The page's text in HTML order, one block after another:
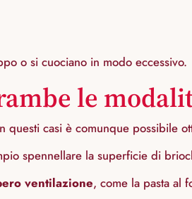
o si cuociano in modo eccessivo.
le
casi è comunque possibile
spennellare la superficie di
ventilazione, come la pasta al